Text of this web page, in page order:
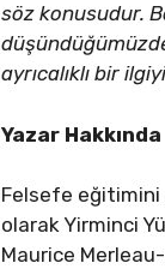
söz konusudur.
ayrıcalıklı bir
Yazar Hakkında
Felsefe eğitimini
olarak Yirminci
Maurice